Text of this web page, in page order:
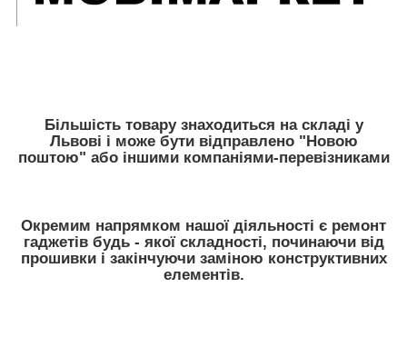
Більшість товару знаходиться на складі у
Львові і може бути відправлено "Новою
поштою" або іншими компаніями-перевізниками
Окремим напрямком нашої діяльності є ремонт
гаджетів будь - якої складності, починаючи від
прошивки і закінчуючи заміною конструктивних
елементів.